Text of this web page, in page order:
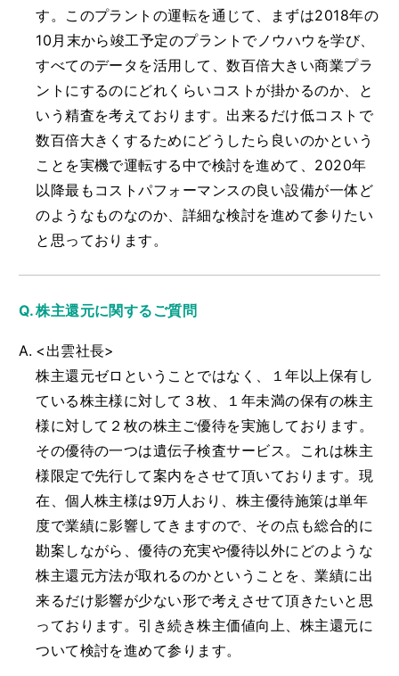
す。このプラントの運転を通じて、まずは2018年の
10月末から竣工予定のプラントでノウハウを学び、
すべてのデータを活用して、数百倍大きい商業プラ
ントにするのにどれくらいコストが掛かるのか、と
いう精査を考えております。出来るだけ低コストで
数百倍大きくするためにどうしたら良いのかという
ことを実機で運転する中で検討を進めて、2020年
以降最もコストパフォーマンスの良い設備が一体ど
のようなものなのか、詳細な検討を進めて参りたい
と思っております。
株主還元に関するご質問
<出雲社長>
株主還元ゼロということではなく、１年以上保有し
ている株主様に対して３枚、１年未満の保有の株主
様に対して２枚の株主ご優待を実施しております。
その優待の一つは遺伝子検査サービス。これは株主
様限定で先行して案内をさせて頂いております。現
在、個人株主様は9万人おり、株主優待施策は単年
度で業績に影響してきますので、その点も総合的に
勘案しながら、優待の充実や優待以外にどのような
株主還元方法が取れるのかということを、業績に出
来るだけ影響が少ない形で考えさせて頂きたいと思
っております。引き続き株主価値向上、株主還元に
ついて検討を進めて参ります。